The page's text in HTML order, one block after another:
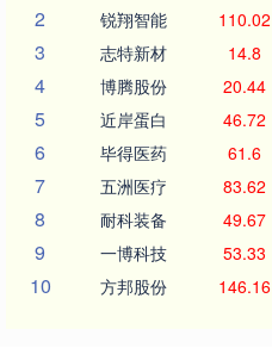
2 锐翔智能 110.02
3 志特新材 14.8
4 博腾股份 20.44
5 近岸蛋白 46.72
6 毕得医药 61.6
7 五洲医疗 83.62
8 耐科装备 49.67
9 一博科技 53.33
10 方邦股份 146.16